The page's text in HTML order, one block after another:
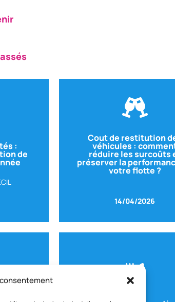
:
de
Cout de restitution
véhicules :
réduire les surcoûts
préserver la
votre flotte ?
14/04/2026
Avec Anne-Claire FOREL
SESAMLLD – Directrice
Voir le replay